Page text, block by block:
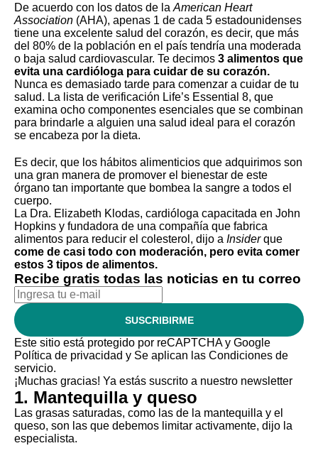
De acuerdo con los datos de la American Heart
Association (AHA), apenas 1 de cada 5 estadounidenses
tiene una excelente salud del corazón, es decir, que más
del 80% de la población en el país tendría una moderada
o baja salud cardiovascular. Te decimos 3 alimentos que
evita una cardióloga para cuidar de su corazón.
Nunca es demasiado tarde para comenzar a cuidar de tu
salud. La lista de verificación Life’s Essential 8, que
examina ocho componentes esenciales que se combinan
para brindarle a alguien una salud ideal para el corazón
se encabeza por la dieta.
Es decir, que los hábitos alimenticios que adquirimos son
una gran manera de promover el bienestar de este
órgano tan importante que bombea la sangre a todos el
cuerpo.
La Dra. Elizabeth Klodas, cardióloga capacitada en John
Hopkins y fundadora de una compañía que fabrica
alimentos para reducir el colesterol, dijo a Insiderque
come de casi todo con moderación, pero evita comer
estos 3 tipos de alimentos.
Recibe gratis todas las noticias en tu correo
SUSCRIBIRME
Este sitio está protegido por reCAPTCHA y Google
Política de privacidad y Se aplican las Condiciones de
servicio.
¡Muchas gracias! Ya estás suscrito a nuestro newsletter
1. Mantequilla y queso
Las grasas saturadas, como las de la mantequilla y el
queso, son las que debemos limitar activamente, dijo la
especialista.